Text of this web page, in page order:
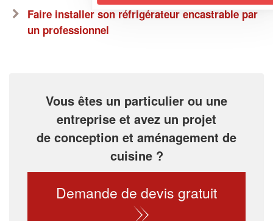
Faire installer son réfrigérateur encastrable par
un professionnel
Vous êtes un particulier ou une
entreprise et avez un projet
de conception et aménagement de
cuisine ?
Demande de devis gratuit